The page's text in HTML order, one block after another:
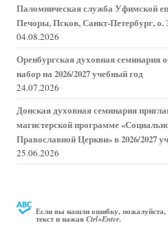
Паломническая служба Уфимской
Печоры, Псков, Санкт-Петербург, о.
04.08.2026
Оренбургская духовная семинария
набор на 2026/2027 учебный год
24.07.2026
Донская духовная семинария
магистерской программе
Православной Церкви» в 2026/2027
25.06.2026
Если вы нашли ошибку, пожалуйста,
текст и нажавCtrl+Enter.